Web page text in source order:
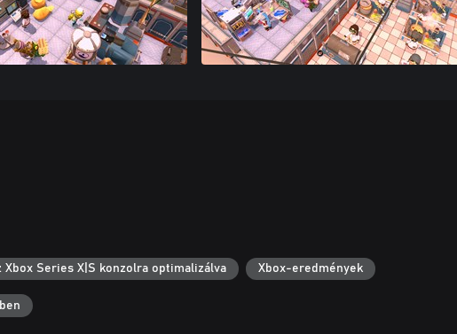
Xbox Series X|S konzolra optimalizálva Xbox-eredmények